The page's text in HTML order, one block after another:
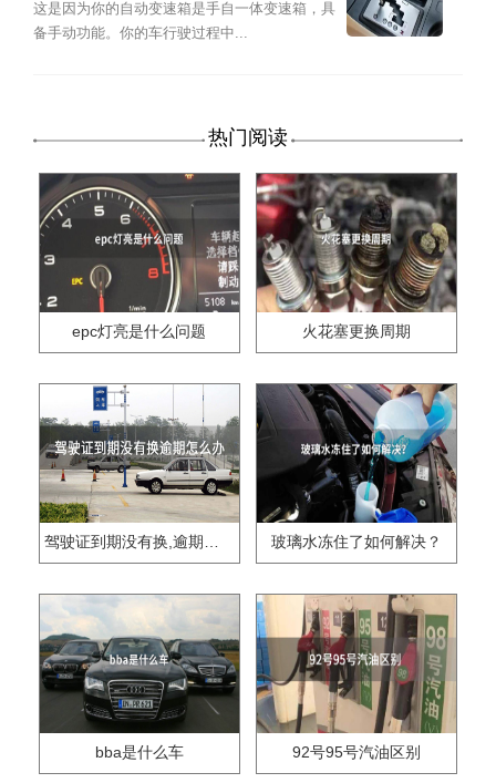
这是因为你的自动变速箱是手自一体变速箱，具
备手动功能。你的车行驶过程中...
热门阅读
epc灯亮是什么问题 火花塞更换周期
驾驶证到期没有换,逾期怎么办?? 玻璃水冻住了如何解决？
bba是什么车 92号95号汽油区别